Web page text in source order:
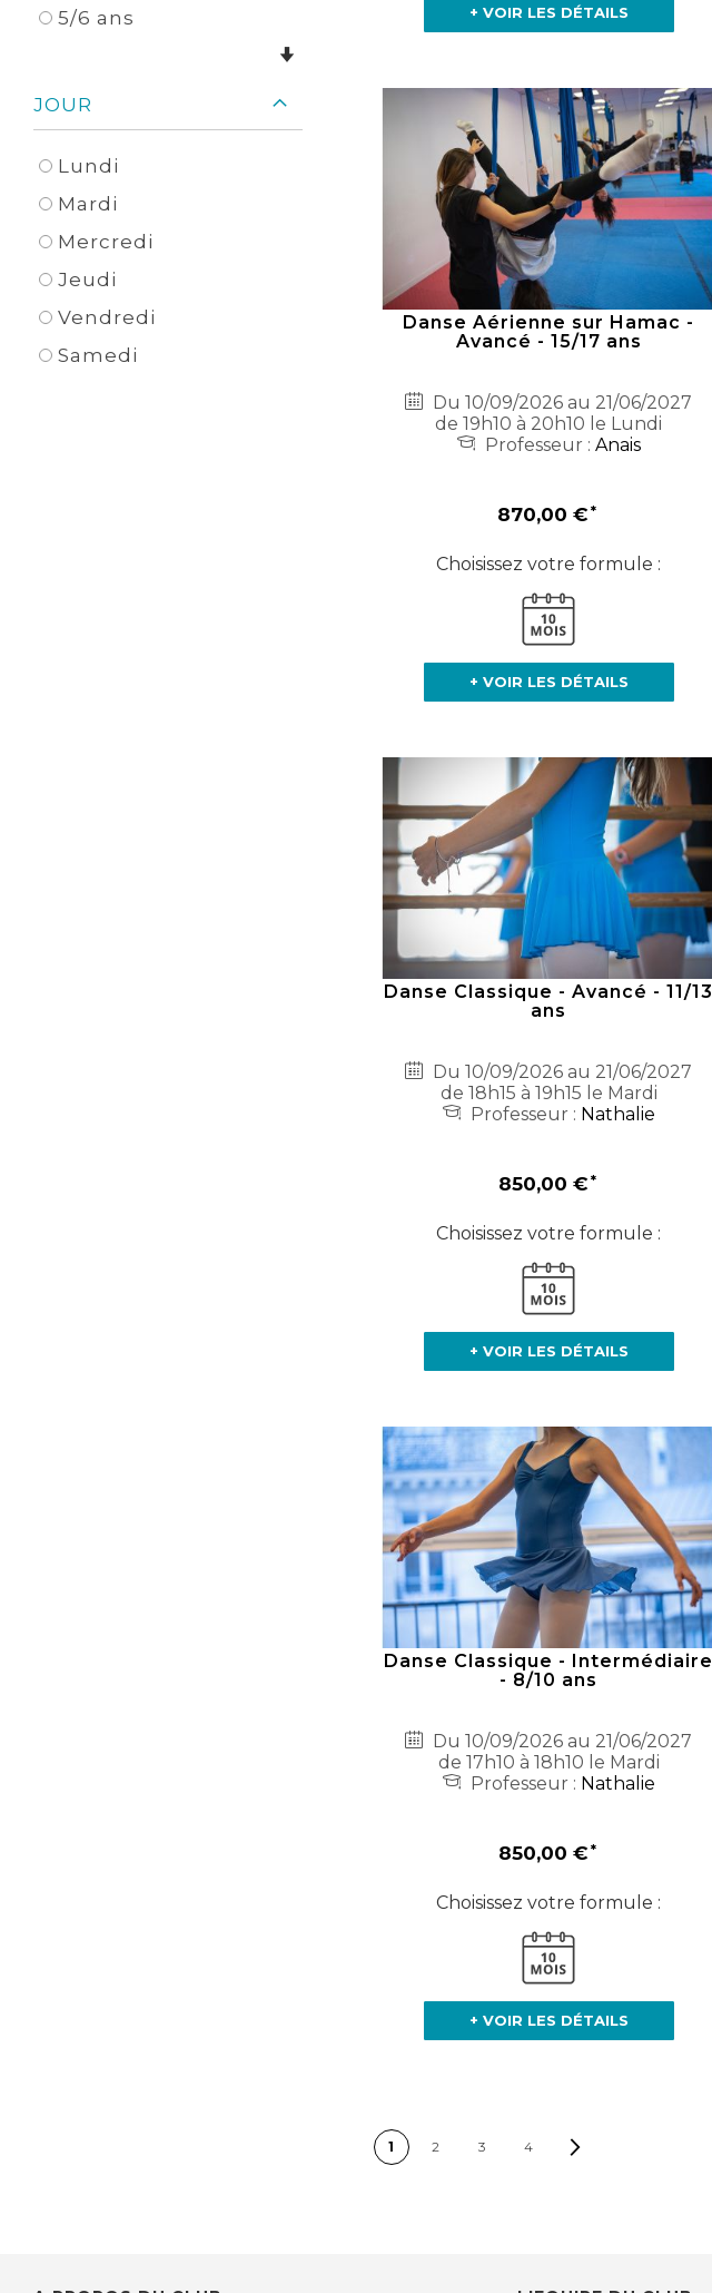
+ VOIR LES DÉTAILS
Danse Aérienne sur Hamac -
Avancé - 15/17 ans
Du 10/09/2026 au 21/06/2027
de 19h10 à 20h10 le Lundi
Professeur : Anais
870,00 €
Choisissez votre formule :
+ VOIR LES DÉTAILS
Danse Classique - Avancé - 11/13
ans
Du 10/09/2026 au 21/06/2027
de 18h15 à 19h15 le Mardi
Professeur : Nathalie
850,00 €
Choisissez votre formule :
+ VOIR LES DÉTAILS
Danse Classique - Intermédiaire
- 8/10 ans
Du 10/09/2026 au 21/06/2027
de 17h10 à 18h10 le Mardi
Professeur : Nathalie
850,00 €
Choisissez votre formule :
+ VOIR LES DÉTAILS
1 2 3 4
5/6 ans
JOUR
Lundi
Mardi
Mercredi
Jeudi
Vendredi
Samedi